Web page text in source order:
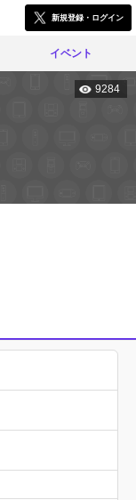
新規登録・ログイン
イベント
9284